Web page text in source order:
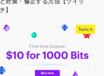
と対策・修正する方法【ツイッ
チ】
Twitch